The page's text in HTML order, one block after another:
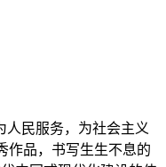
人民服务，为社会主义
作品，书写生生不息的